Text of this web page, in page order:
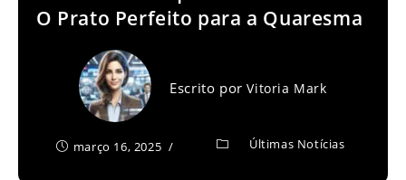
O Prato Perfeito para a Quaresma
Escrito porVitoria Mark
março 16, 2025 Últimas Notícias